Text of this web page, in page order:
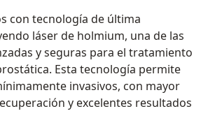
con tecnología de última
láser de holmium, una de las
y seguras para el tratamiento
Esta tecnología permite
invasivos, con mayor
y excelentes resultados